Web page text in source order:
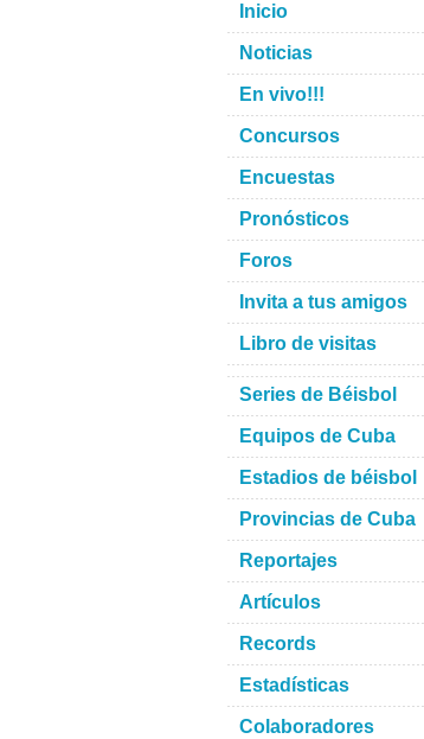
Inicio
Noticias
En vivo!!!
Concursos
Encuestas
Pronósticos
Foros
Invita a tus amigos
Libro de visitas
Series de Béisbol
Equipos de Cuba
Estadios de béisbol
Provincias de Cuba
Reportajes
Artículos
Records
Estadísticas
Colaboradores